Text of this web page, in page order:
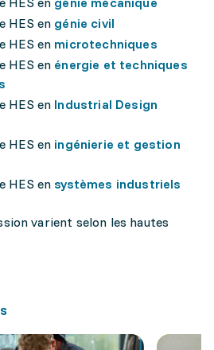
HES en génie civil
HES en microtechniques
HES en énergie et techniques
HES en Industrial Design
HES en ingénierie et gestion
HES en systèmes industriels
varient selon les hautes